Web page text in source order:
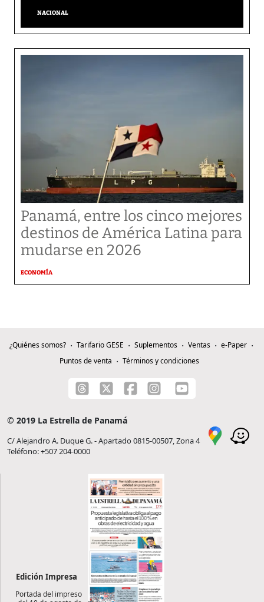
NACIONAL
Panamá, entre los cinco mejores
destinos de América Latina para
mudarse en 2026
ECONOMÍA
¿Quiénes somos? Tarifario GESE Suplementos Ventas
e-Paper
Puntos de venta
Términos y condiciones
© 2019 La Estrella de Panamá
C/ Alejandro A. Duque G. - Apartado 0815-00507, Zona 4
Teléfono: +507 204-0000
Edición Impresa
Portada del impreso